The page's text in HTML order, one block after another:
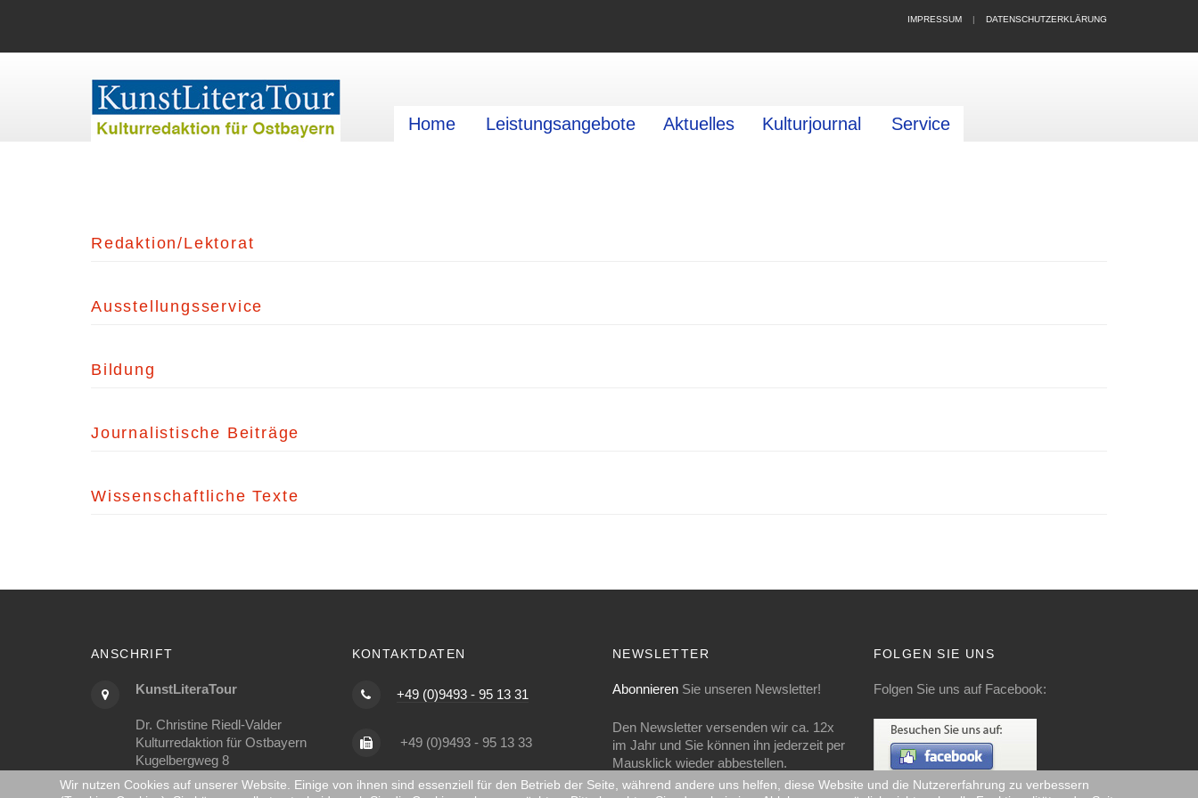
IMPRESSUM | DATENSCHUTZERKLÄRUNG
Home Leistungsangebote Aktuelles Kulturjournal Service
Redaktion/Lektorat
Ausstellungsservice
Bildung
Journalistische Beiträge
Wissenschaftliche Texte
ANSCHRIFT
KunstLiteraTour
Dr. Christine Riedl-Valder
Kulturredaktion für Ostbayern
Kugelbergweg 8
93176 Beratzhausen
KONTAKTDATEN
+49 (0)9493 - 95 13 31
+49 (0)9493 - 95 13 33
info@kunstliteratour.com
NEWSLETTER
Abonnieren Sie unseren Newsletter!
Den Newsletter versenden wir ca. 12x
im Jahr und Sie können ihn jederzeit per
Mausklick wieder abbestellen.
FOLGEN SIE UNS
Folgen Sie uns auf Facebook:
Wir nutzen Cookies auf unserer Website. Einige von ihnen sind essenziell für den Betrieb der Seite, während andere uns helfen, diese Website und die Nutzererfahrung zu verbessern